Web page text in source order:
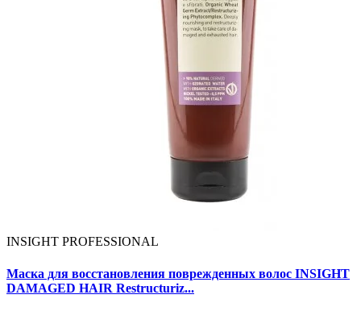
INSIGHT PROFESSIONAL
Маска для восстановления поврежденных волос INSIGHT
DAMAGED HAIR Restructuriz...